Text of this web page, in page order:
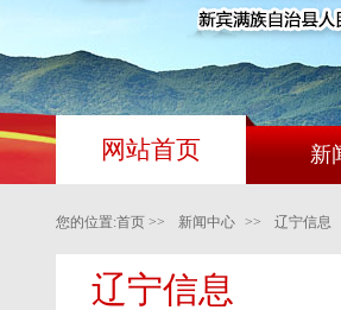
网站首页 新
您的位置:首页 >> 新闻中心 >> 辽宁信息
辽宁信息